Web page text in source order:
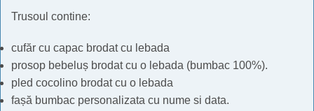
Trusoul contine:
cufăr cu capac brodat cu lebada
prosop bebeluș brodat cu o lebada (bumbac 100%).
pled cocolino brodat cu o lebada
fașă bumbac personalizata cu nume si data.